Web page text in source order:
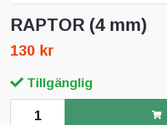
RAPTOR (4 mm)
130 kr
Tillgänglig